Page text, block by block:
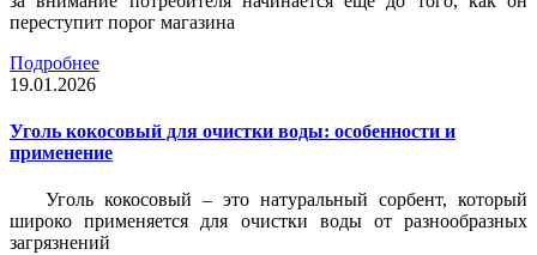
переступит порог магазина
Подробнее
19.01.2026
Уголь кокосовый для очистки воды: особенности и
применение
Уголь кокосовый – это натуральный сорбент, который
широко применяется для очистки воды от разнообразных
загрязнений